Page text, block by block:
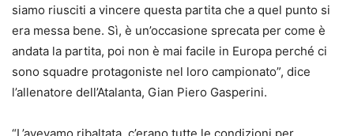
siamo riusciti a vincere questa partita che a quel punto si
era messa bene. Sì, è un’occasione sprecata per come è
andata la partita, poi non è mai facile in Europa perché ci
sono squadre protagoniste nel loro campionato”, dice
l’allenatore dell’Atalanta, Gian Piero Gasperini.